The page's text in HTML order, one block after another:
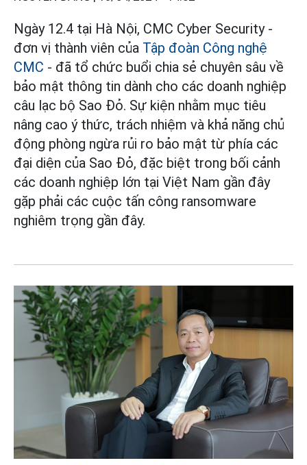
Ngày 12.4 tại Hà Nội, CMC Cyber Security -
đơn vị thành viên của Tập đoàn Công nghệ
CMC - đã tổ chức buổi chia sẻ chuyên sâu về
bảo mật thông tin dành cho các doanh nghiệp
câu lạc bộ Sao Đỏ. Sự kiện nhằm mục tiêu
nâng cao ý thức, trách nhiệm và khả năng chủ
động phòng ngừa rủi ro bảo mật từ phía các
đại diện của Sao Đỏ, đặc biệt trong bối cảnh
các doanh nghiệp lớn tại Việt Nam gần đây
gặp phải các cuộc tấn công ransomware
nghiêm trọng gần đây.